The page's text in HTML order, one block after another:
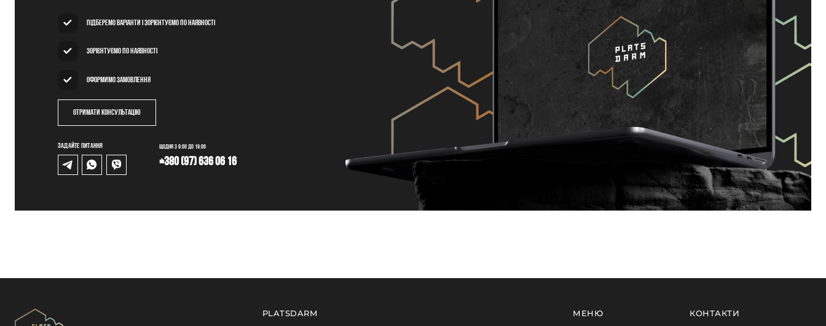
Підберемо варіанти і зорієнтуємо по наявності
Зорієнтуємо по наявності
Оформимо замовлення
Отримати консультацію
Задайте питання Щодня з 9:00 до 19:00
+380 (97) 636 06 16
PLATSDARM МЕНЮ КОНТАКТИ